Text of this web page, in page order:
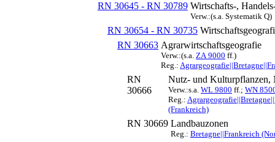
RN 30645 - RN 30789 Wirtschafts-,
Verw.:(s.a. Systematik Q)
RN 30654 - RN 30735
RN 30663 Agrarwirtschaftsgeografie
Verw.:(s.a. ZA 9000 ff.)
Reg.:
RN
30666
Nutz- und Kulturpflanzen,
Verw.:s.a. WL 9800 ff.; WN
Reg.:
(Frankreich)
RN 30669 Landbauzonen
Reg.: Bretagne||Frankreich